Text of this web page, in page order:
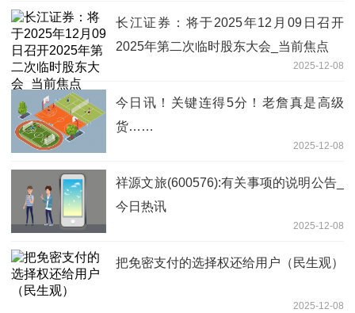
长江证券：将于2025年12月09日召开
2025年第二次临时股东大会_当前焦点
2025-12-08
今日讯！关键连得5分！老詹真是高级
货……
2025-12-08
祥源文旅(600576):有关事项的说明公告_
今日热讯
2025-12-08
把免密支付的选择权还给用户（民生观）
2025-12-08